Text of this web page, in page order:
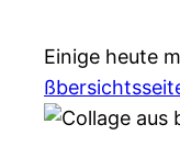
Einige heute